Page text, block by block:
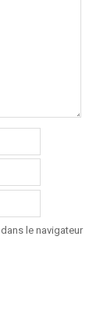
le navigateur